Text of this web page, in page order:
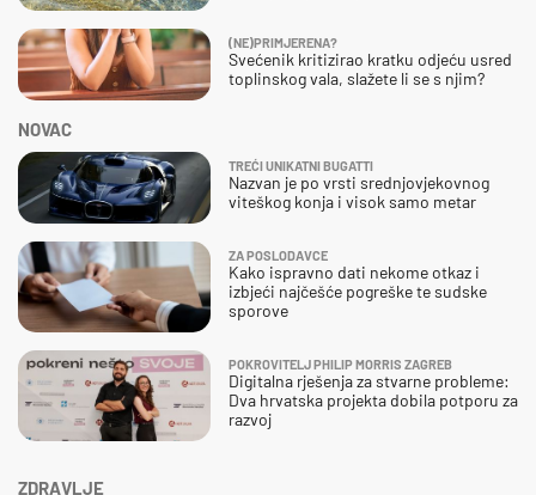
ZDRAVLJE
NOVAC
TREĆI UNIKATNI BUGATTI
Nazvan je po vrsti srednjovjekovnog
viteškog konja i visok samo metar
ZA POSLODAVCE
Kako ispravno dati nekome otkaz i
izbjeći najčešće pogreške te sudske
sporove
POKROVITELJ PHILIP MORRIS ZAGREB
Digitalna rješenja za stvarne probleme:
Dva hrvatska projekta dobila potporu za
razvoj
(NE)PRIMJERENA?
Svećenik kritizirao kratku odjeću usred
toplinskog vala, slažete li se s njim?